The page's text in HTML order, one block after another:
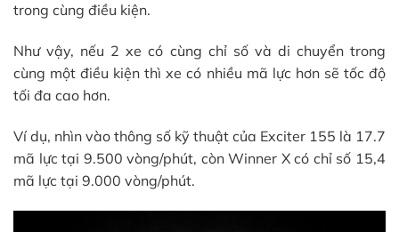
trong cùng điều kiện.
Như vậy, nếu 2 xe có cùng chỉ số và di chuyển trong
cùng một điều kiện thì xe có nhiều mã lực hơn sẽ tốc độ
tối đa cao hơn.
Ví dụ, nhìn vào thông số kỹ thuật của Exciter 155 là 17.7
mã lực tại 9.500 vòng/phút, còn Winner X có chỉ số 15,4
mã lực tại 9.000 vòng/phút.